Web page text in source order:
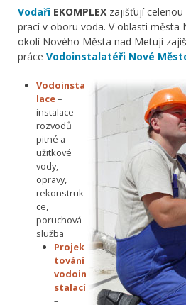
Vodaři EKOMPLEX zajišťují
prací v oboru voda. V oblasti města
okolí Nového Města nad Metují
práce Vodoinstalatéři Nové
Vodoinsta
lace–
instalace
rozvodů
pitné a
užitkové
vody,
opravy,
rekonstruk
ce,
poruchová
služba
Projek
tování
vodoin
stalací
–